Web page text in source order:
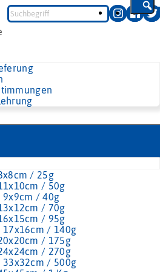
/ 25g
/ 50g
9x9cm / 40g
/ 70g
/ 95g
17x16cm / 140g
/ 175g
/ 270g
33x32cm / 500g